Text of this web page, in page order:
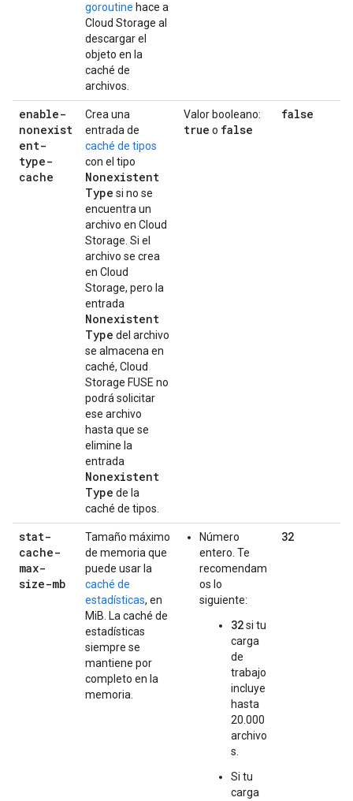
goroutine hace a
Cloud Storage al
descargar el
objeto en la
caché de
archivos.
enable-
nonexist
ent-
type-
cache
Crea una
entrada de
caché de tipos
con el tipo
Nonexistent
Type si no se
encuentra un
archivo en Cloud
Storage. Si el
archivo se crea
en Cloud
Storage, pero la
entrada
Nonexistent
Type del archivo
se almacena en
caché, Cloud
Storage FUSE no
podrá solicitar
ese archivo
hasta que se
elimine la
entrada
Nonexistent
Type de la
caché de tipos.
Valor booleano:
true o false
false
stat-
cache-
max-
size-mb
Tamaño máximo
de memoria que
puede usar la
caché de
estadísticas, en
MiB. La caché de
estadísticas
siempre se
mantiene por
completo en la
memoria.
Número
entero. Te
recomendam
os lo
siguiente:
32si tu
carga
de
trabajo
incluye
hasta
20.000
archivo
s.
Si tu
carga
32